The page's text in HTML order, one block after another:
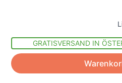
GRATISVERSAND IN